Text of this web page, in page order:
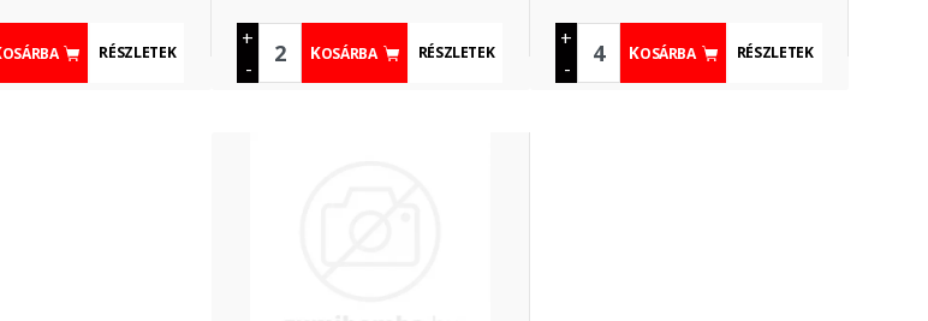
KOSÁRBA RÉSZLETEK
+
-
KOSÁRBA RÉSZLETEK
+
-
KOSÁRBA RÉSZLETEK